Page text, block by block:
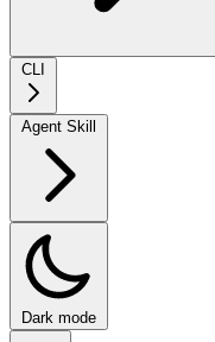
CLI
Agent Skill
Dark mode